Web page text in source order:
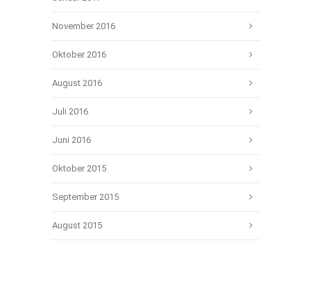
November 2016
Oktober 2016
August 2016
Juli 2016
Juni 2016
Oktober 2015
September 2015
August 2015